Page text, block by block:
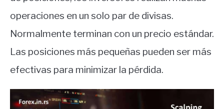
operaciones en un solo par de divisas.
Normalmente terminan con un precio estándar.
Las posiciones más pequeñas pueden ser más
efectivas para minimizar la pérdida.